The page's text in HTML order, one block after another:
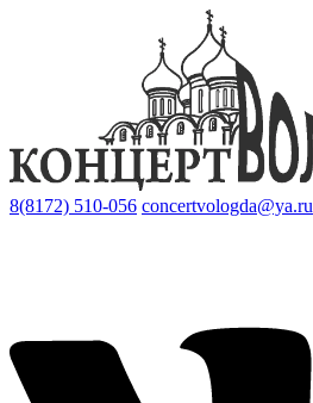
8(8172) 510-056 concertvologda@ya.ru